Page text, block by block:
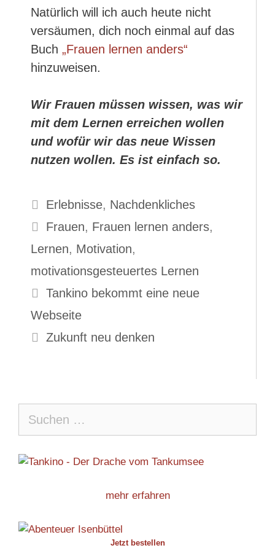
Natürlich will ich auch heute nicht
versäumen, dich noch einmal auf das
Buch „Frauen lernen anders“
hinzuweisen.
Wir Frauen müssen wissen, was wir
mit dem Lernen erreichen wollen
und wofür wir das neue Wissen
nutzen wollen. Es ist einfach so.
Kategorien
Erlebnisse, Nachdenkliches
Schlagwörter
Frauen, Frauen lernen anders,
Lernen, Motivation,
motivationsgesteuertes Lernen
Tankino bekommt eine neue
Webseite
Zukunft neu denken
nach:
mehr erfahren
Jetzt bestellen